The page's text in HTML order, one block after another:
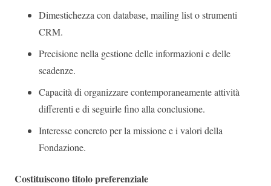
Dimestichezza con database, mailing list o strumenti
CRM.
Precisione nella gestione delle informazioni e delle
scadenze.
Capacità di organizzare contemporaneamente attività
differenti e di seguirle fino alla conclusione.
Interesse concreto per la missione e i valori della
Fondazione.
Costituiscono titolo preferenziale